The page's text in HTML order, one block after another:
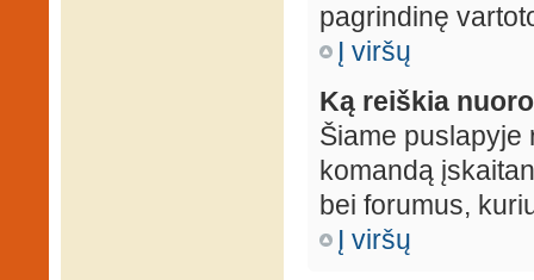
pagrindinę
Į viršų
Ką reiškia
Šiame
komandą
bei forumus,
Į viršų